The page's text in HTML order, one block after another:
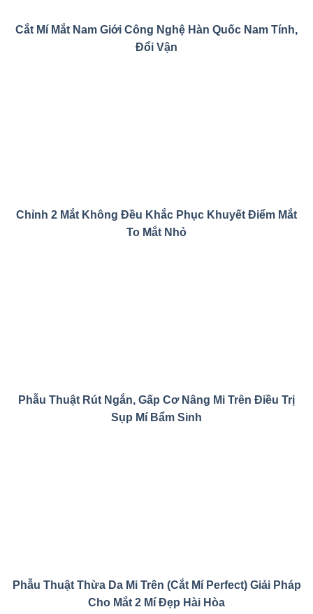
Cắt Mí Mắt Nam Giới Công Nghệ Hàn Quốc Nam Tính,
Đổi Vận
Chỉnh 2 Mắt Không Đều Khắc Phục Khuyết Điểm Mắt
To Mắt Nhỏ
Phẫu Thuật Rút Ngắn, Gấp Cơ Nâng Mi Trên Điều Trị
Sụp Mí Bẩm Sinh
Phẫu Thuật Thừa Da Mi Trên (Cắt Mí Perfect) Giải Pháp
Cho Mắt 2 Mí Đẹp Hài Hòa